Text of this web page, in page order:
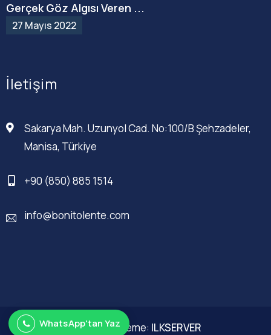
Gerçek Göz Algısı Veren ...
27 Mayıs 2022
İletişim
Sakarya Mah. Uzunyol Cad. No:100/B Şehzadeler,
Manisa, Türkiye
+90 (850) 885 1514
info@bonitolente.com
Web Düzenleme: ILKSERVER
WhatsApp'tan Yaz